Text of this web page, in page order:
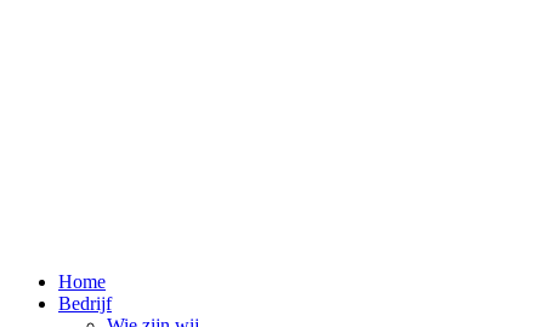
Home
Bedrijf